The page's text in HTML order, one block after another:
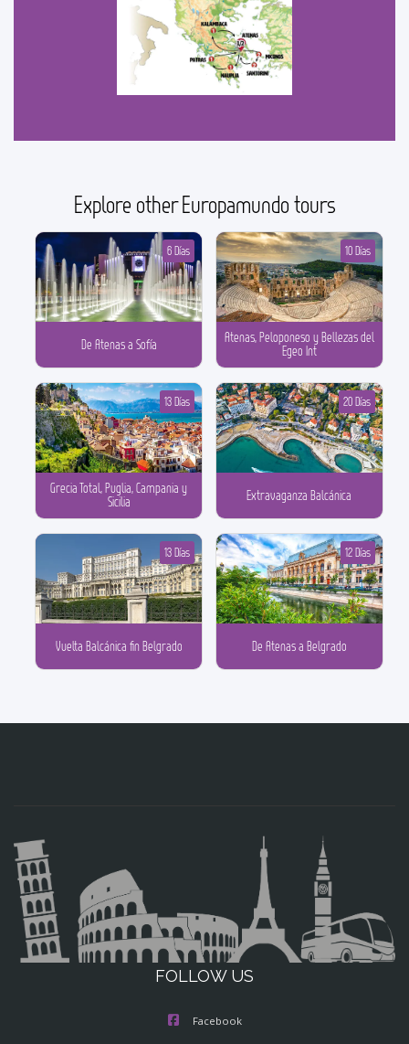
Explore other Europamundo tours
De Atenas a Sofía
6 Días
Atenas, Peloponeso y Bellezas del
Egeo Int
10 Días
Grecia Total, Puglia, Campania y
Sicilia
13 Días
Extravaganza Balcánica
20 Días
Vuelta Balcánica fin Belgrado
13 Días
De Atenas a Belgrado
12 Días
FOLLOW US
Facebook